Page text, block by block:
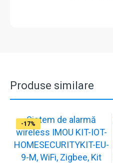
Produse similare
-31%
Sistem de alarmă
wireless IMOU KIT-IOT-
HOMESECURITYKIT-EU-
9-M, WiFi, Zigbee, Kit
-19%
-21%
-13%
-15%
-20%
-12%
-13%
-16%
-17%